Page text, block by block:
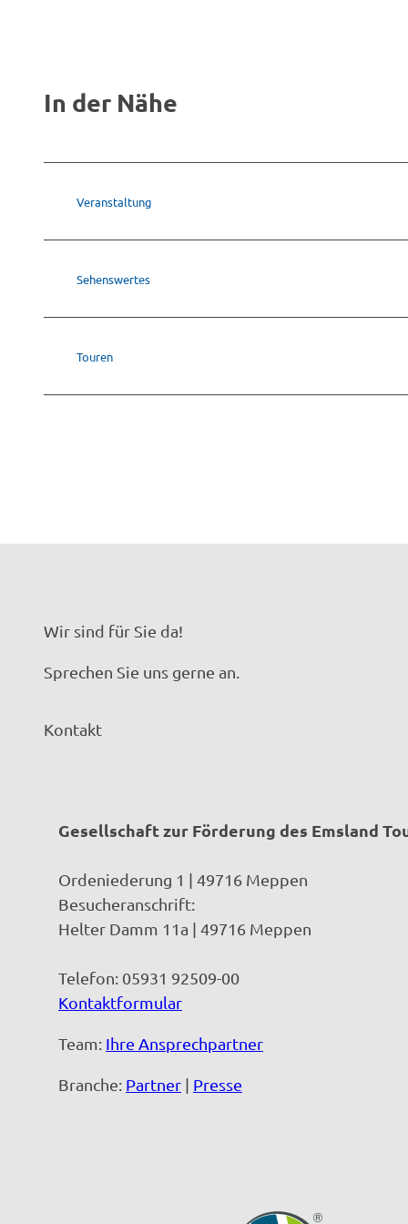
In der Nähe
Veranstaltung
Sehenswertes
Touren
Wir sind für Sie da!
Sprechen Sie uns gerne an.
Kontakt
Gesellschaft zur Förderung des Emsland
Ordeniederung 1 | 49716 Meppen
Besucheranschrift:
Helter Damm 11a | 49716 Meppen
Telefon: 05931 92509-00
Kontaktformular
Team: Ihre Ansprechpartner
Branche: Partner | Presse